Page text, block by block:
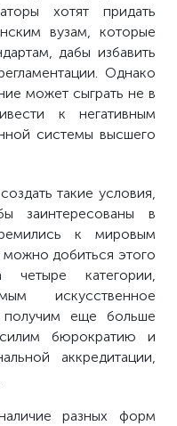
хотят придать
вузам, которые
дабы избавить
Однако
может сыграть не в
к негативным
системы высшего
такие условия,
заинтересованы в
к мировым
можно добиться этого
категории,
искусственное
еще больше
бюрократию и
аккредитации,
разных форм